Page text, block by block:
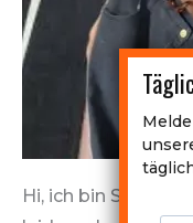
Hi, ich bin